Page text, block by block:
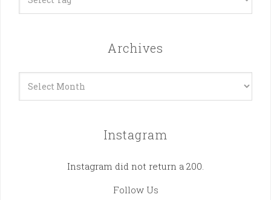
Archives
Instagram
Instagram did not return a 200.
Follow Us